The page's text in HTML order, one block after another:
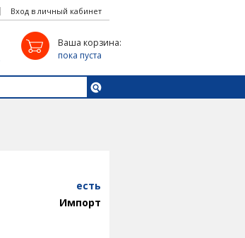
Вход в личный кабинет
Ваша корзина:
пока пуста
есть
Импорт